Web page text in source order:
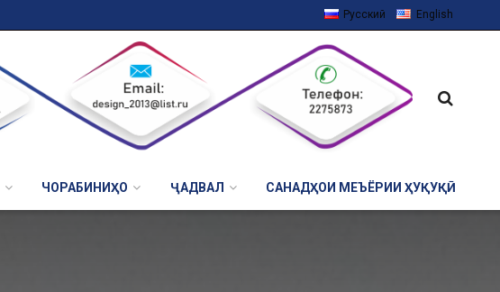
Русский English
ЧОРАБИНИҲО ҶАДВАЛ САНАДҲОИ МЕЪЁРИИ ҲУҚУҚӢ